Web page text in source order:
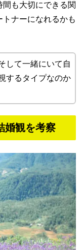
も大切にできる関
ナーになれるかも
して一緒にいて自
するタイプなのか
婚観を考察